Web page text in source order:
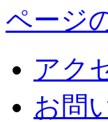
ページ
アク
お問